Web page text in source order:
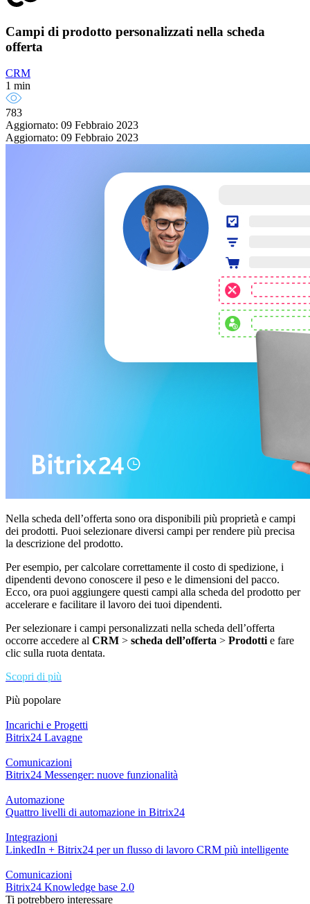
Campi di prodotto personalizzati nella scheda
offerta
CRM
1 min
783
Aggiornato: 09 Febbraio 2023
Aggiornato: 09 Febbraio 2023
Nella scheda dell’offerta sono ora disponibili più proprietà e campi
dei prodotti. Puoi selezionare diversi campi per rendere più precisa
la descrizione del prodotto.
Per esempio, per calcolare correttamente il costo di spedizione, i
dipendenti devono conoscere il peso e le dimensioni del pacco.
Ecco, ora puoi aggiungere questi campi alla scheda del prodotto per
accelerare e facilitare il lavoro dei tuoi dipendenti.
Per selezionare i campi personalizzati nella scheda dell’offerta
occorre accedere al CRM > scheda dell’offerta > Prodottie fare
clic sulla ruota dentata.
Scopri di più
Più popolare
Incarichi e Progetti
Bitrix24 Lavagne
Comunicazioni
Bitrix24 Messenger: nuove funzionalità
Automazione
Quattro livelli di automazione in Bitrix24
Integrazioni
LinkedIn + Bitrix24 per un flusso di lavoro CRM più intelligente
Comunicazioni
Bitrix24 Knowledge base 2.0
Ti potrebbero interessare